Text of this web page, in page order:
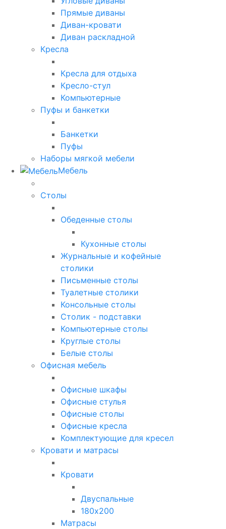
Прямые диваны
Диван-кровати
Диван раскладной
Кресла
Кресла для отдыха
Кресло-стул
Компьютерные
Пуфы и банкетки
Банкетки
Пуфы
Наборы мягкой мебели
Мебель
Столы
Обеденные столы
Кухонные столы
Журнальные и кофейные
столики
Письменные столы
Туалетные столики
Консольные столы
Столик - подставки
Компьютерные столы
Круглые столы
Белые столы
Офисная мебель
Офисные шкафы
Офисные стулья
Офисные столы
Офисные кресла
Комплектующие для кресел
Кровати и матрасы
Кровати
Двуспальные
180х200
Матрасы